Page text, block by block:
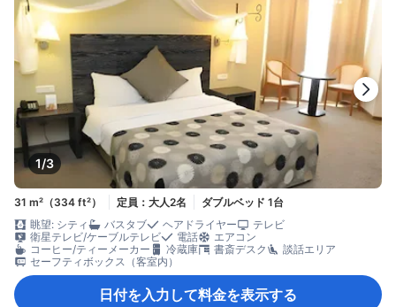
1/3
31 m²（334 ft²） 定員：大人2名
ダブルベッド 1台
眺望: シティ
バスタブ ヘアドライヤー
テレビ
衛星テレビ/ケーブルテレビ
電話
エアコン
コーヒー/ティーメーカー
冷蔵庫 書斎デスク
談話エリア
セーフティボックス（客室内）
日付を入力して料金を表示する